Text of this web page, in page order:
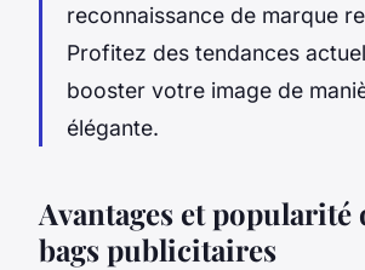
reconnaissance de marque
Profitez des tendances
booster votre image de
élégante.
Avantages et popularité
bags publicitaires